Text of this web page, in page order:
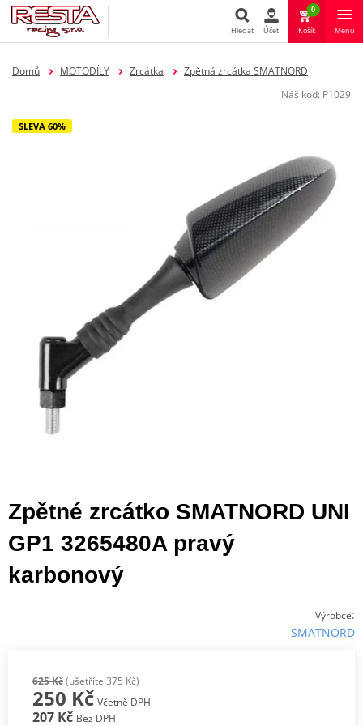
Hledat
Hledat Účet
0
Košík Menu
Domů MOTODÍLY Zrcátka
Zpětná zrcátka SMATNORD
Náš kód: P1029
SLEVA 60%
Zpětné zrcátko SMATNORD UNI
GP1 3265480A pravý
karbonový
Výrobce:
SMATNORD
625 Kč(ušetříte 375 Kč)
250 Kč Včetně DPH
207 Kč Bez DPH